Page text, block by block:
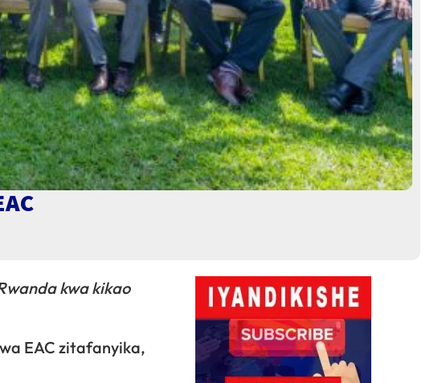
kwa kikao
EAC zitafanyika,